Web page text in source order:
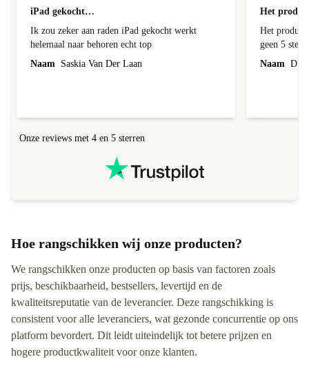
iPad gekocht…
Ik zou zeker aan raden iPad gekocht werkt
helemaal naar behoren echt top
Het
Het
geen 5 sterren geef is de onduidelijke
Onze reviews met 4 en 5 sterren
Hoe rangschikken wij onze producten?
We rangschikken onze producten op basis van factoren zoals
prijs, beschikbaarheid, bestsellers, levertijd en de
kwaliteitsreputatie van de leverancier. Deze rangschikking is
consistent voor alle leveranciers, wat gezonde concurrentie op ons
platform bevordert. Dit leidt uiteindelijk tot betere prijzen en